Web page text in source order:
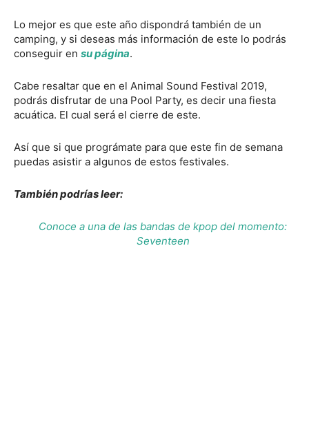
Lo mejor es que este año dispondrá también de un
camping, y si deseas más información de este lo podrás
conseguir en su página.
Cabe resaltar que en el Animal Sound Festival 2019,
podrás disfrutar de una Pool Party, es decir una fiesta
acuática. El cual será el cierre de este.
Así que si que prográmate para que este fin de semana
puedas asistir a algunos de estos festivales.
También podrías leer:
Conoce a una de las bandas de kpop del momento:
Seventeen